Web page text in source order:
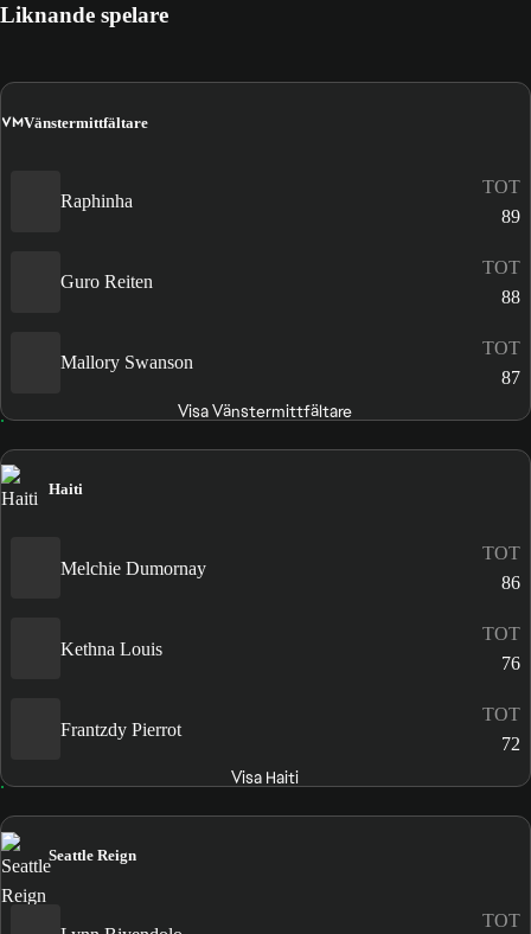
Liknande spelare
VMVänstermittfältare
Raphinha
TOT
89
Guro Reiten
TOT
88
Mallory Swanson
TOT
87
Visa Vänstermittfältare
Haiti
Melchie Dumornay
TOT
86
Kethna Louis
TOT
76
Frantzdy Pierrot
TOT
72
Visa Haiti
Seattle Reign
TOT